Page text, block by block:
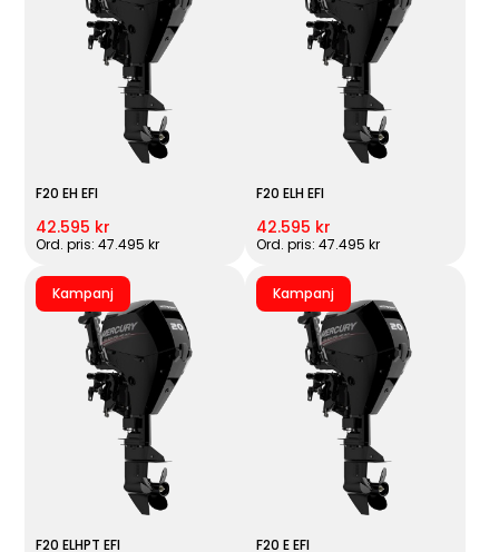
F20 EH EFI
42.595 kr
Ord. pris: 47.495 kr
F20 ELH EFI
42.595 kr
Ord. pris: 47.495 kr
Kampanj
F20 ELHPT EFI
Kampanj
F20 E EFI